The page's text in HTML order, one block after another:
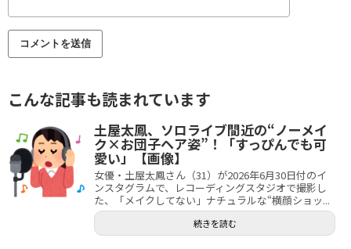
こんな記事も読まれています
土屋太鳳、ソロライブ間近の“ノーメイ
ク×お団子ヘア姿”！「すっぴんでも可
愛い」【画像】
女優・土屋太鳳さん（31）が2026年6月30日付のイ
ンスタグラムで、レコーディングスタジオで撮影し
た、「メイクしてない」ナチュラルな“横顔ショッ...
続きを読む